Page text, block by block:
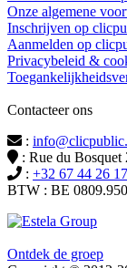
Onze algemene
Inschrijven op
Aanmelden op
Privacybeleid &
Contacteer ons
:
: Rue du
: +32 67 44 26 17
BTW : BE
Ontdek de groep